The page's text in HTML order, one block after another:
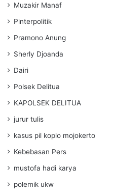
Muzakir Manaf
Pinterpolitik
Pramono Anung
Sherly Djoanda
Dairi
Polsek Delitua
KAPOLSEK DELITUA
jurur tulis
kasus pil koplo mojokerto
Kebebasan Pers
mustofa hadi karya
polemik ukw